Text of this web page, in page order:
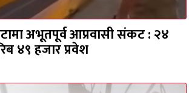
अभूतपूर्व आप्रवासी संकट : २४
४९ हजार प्रवेश